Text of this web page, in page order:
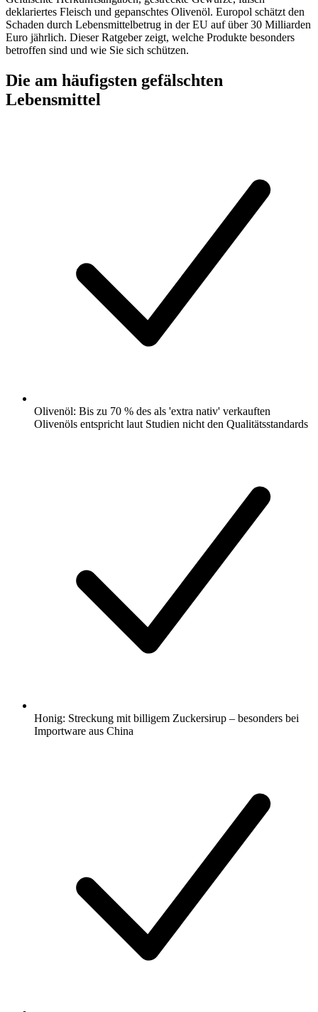
deklariertes Fleisch und gepanschtes Olivenöl. Europol schätzt den
Schaden durch Lebensmittelbetrug in der EU auf über 30 Milliarden
Euro jährlich. Dieser Ratgeber zeigt, welche Produkte besonders
betroffen sind und wie Sie sich schützen.
Die am häufigsten gefälschten
Lebensmittel
Olivenöl: Bis zu 70 % des als 'extra nativ' verkauften
Olivenöls entspricht laut Studien nicht den Qualitätsstandards
Honig: Streckung mit billigem Zuckersirup – besonders bei
Importware aus China